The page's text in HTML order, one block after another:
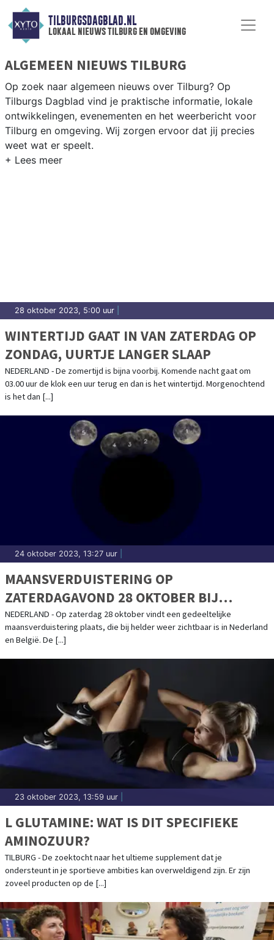
TILBURGSDAGBLAD.NL
lokaal nieuws tilburg en omgeving
ALGEMEEN NIEUWS TILBURG
Op zoek naar algemeen nieuws over Tilburg? Op
Tilburgs Dagblad vind je praktische informatie, lokale
ontwikkelingen, evenementen en het weerbericht voor
Tilburg en omgeving. Wij zorgen ervoor dat jij precies
weet wat er speelt.
28 oktober 2023, 5:00 uur
WINTERTIJD GAAT IN VAN ZATERDAG OP
ZONDAG, UURTJE LANGER SLAAP
NEDERLAND - De zomertijd is bijna voorbij. Komende nacht gaat om
03.00 uur de klok een uur terug en dan is het wintertijd. Morgenochtend
is het dan [...]
24 oktober 2023, 13:27 uur
MAANSVERDUISTERING OP
ZATERDAGAVOND 28 OKTOBER BIJ
HELDER WEER ZICHTBAAR IN NEDERLAND
EN BELGIË
NEDERLAND - Op zaterdag 28 oktober vindt een gedeeltelijke
maansverduistering plaats, die bij helder weer zichtbaar is in Nederland
en België. De [...]
23 oktober 2023, 13:59 uur
L GLUTAMINE: WAT IS DIT SPECIFIEKE
AMINOZUUR?
TILBURG - De zoektocht naar het ultieme supplement dat je
ondersteunt in je sportieve ambities kan overweldigend zijn. Er zijn
zoveel producten op de [...]